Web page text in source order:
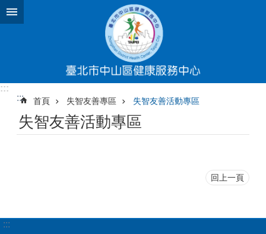
跳到主要內容區塊
:::
:::
首頁 失智友善專區 失智友善活動專區
失智友善活動專區
回上一頁
:::